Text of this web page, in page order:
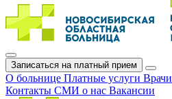
Записаться на платный прием
О больнице Платные услуги Врачи
Контакты СМИ о нас Вакансии